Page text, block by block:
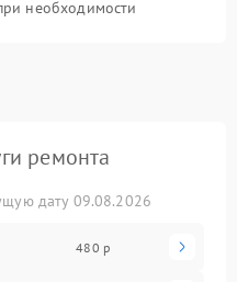
необходимости
ремонта
дату 09.08.2026
480 р